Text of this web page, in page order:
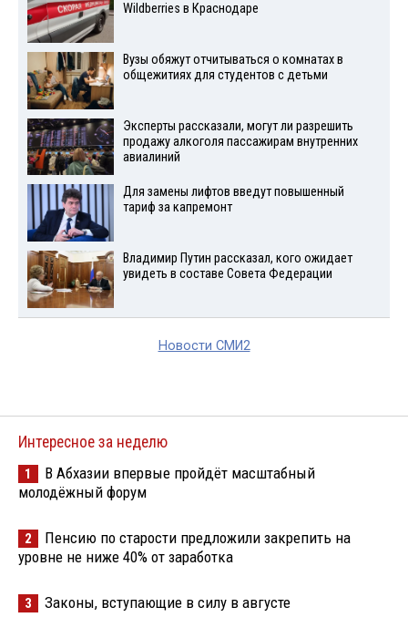
Wildberries в Краснодаре
Вузы обяжут отчитываться о комнатах в
общежитиях для студентов с детьми
Эксперты рассказали, могут ли разрешить
продажу алкоголя пассажирам внутренних
авиалиний
Для замены лифтов введут повышенный
тариф за капремонт
Владимир Путин рассказал, кого ожидает
увидеть в составе Совета Федерации
Новости СМИ2
Интересное за неделю
1
В Абхазии впервые пройдёт масштабный
молодёжный форум
2
Пенсию по старости предложили закрепить на
уровне не ниже 40% от заработка
3 Законы, вступающие в силу в августе